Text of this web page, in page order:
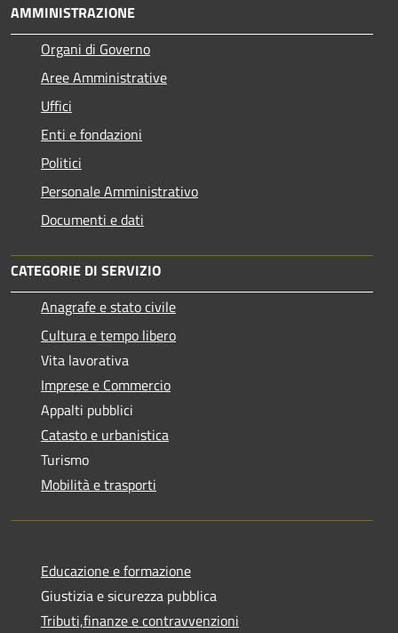
AMMINISTRAZIONE
Organi di Governo
Aree Amministrative
Uffici
Enti e fondazioni
Politici
Personale Amministrativo
Documenti e dati
CATEGORIE DI SERVIZIO
Anagrafe e stato civile
Cultura e tempo libero
Vita lavorativa
Imprese e Commercio
Appalti pubblici
Catasto e urbanistica
Turismo
Mobilità e trasporti
Educazione e formazione
Giustizia e sicurezza pubblica
Tributi,finanze e contravvenzioni